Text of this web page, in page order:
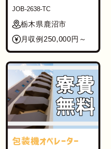
JOB-2638-TC
栃木県鹿沼市
月収例250,000円～
包装機オペレーター